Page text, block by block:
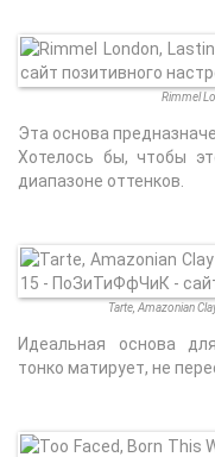
Rimmel
Эта основа
Хотелось бы, чтобы
диапазоне оттенков.
Tarte, Amazonian
Идеальная основа
тонко матирует, не